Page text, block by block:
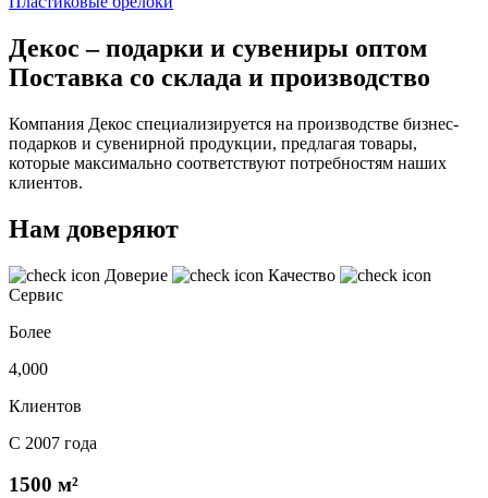
Декос – подарки и сувениры оптом
Поставка со склада и производство
Компания Декос специализируется на производстве бизнес-
подарков и сувенирной продукции, предлагая товары,
которые максимально соответствуют потребностям наших
клиентов.
Нам доверяют
Доверие
Качество
Сервис
Более
4,000
Клиентов
С 2007 года
1500 м²